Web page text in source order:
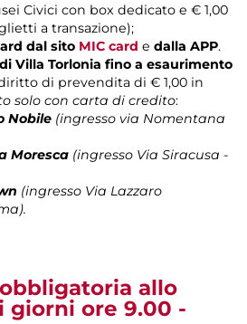
Civici con box dedicato e € 1,00
a transazione);
dal sito MIC card e dalla APP.
Villa Torlonia fino a esaurimento
di prevendita di € 1,00 in
solo con carta di credito:
Nobile (ingresso via Nomentana
Moresca (ingresso Via Siracusa -
(ingresso Via Lazzaro
allo
giorni ore 9.00 -